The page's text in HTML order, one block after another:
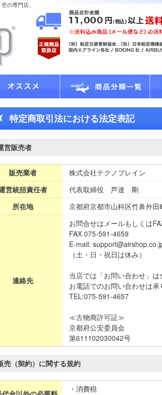
の専門店。
特定商取引法における法定表記
営販売者
販売業者
株式会社テクノブレイン
営統括責任者
代表取締役 芦達 剛
所在地
京都府京都市山科区竹鼻外田
連絡先
お問合せはメールもしくは
FAX 075-591-4659
E-mail:
（土・日・祝日は休み）
当店では「お問い合わせ」は
お電話でのお問い合わせは承
TEL:075-591-4657
≪古物商許可証≫
京都府公安委員会
第611102030042号
売（契約）に関する規約
・消費税